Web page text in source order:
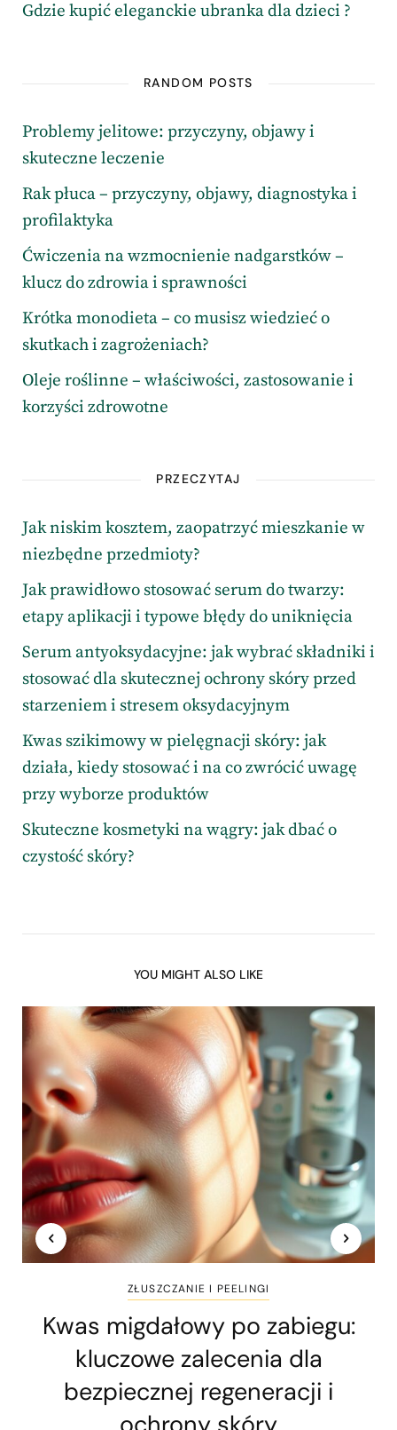
Gdzie kupić eleganckie ubranka dla dzieci ?
RANDOM POSTS
Problemy jelitowe: przyczyny, objawy i
skuteczne leczenie
Rak płuca – przyczyny, objawy, diagnostyka i
profilaktyka
Ćwiczenia na wzmocnienie nadgarstków –
klucz do zdrowia i sprawności
Krótka monodieta – co musisz wiedzieć o
skutkach i zagrożeniach?
Oleje roślinne – właściwości, zastosowanie i
korzyści zdrowotne
PRZECZYTAJ
Jak niskim kosztem, zaopatrzyć mieszkanie w
niezbędne przedmioty?
Jak prawidłowo stosować serum do twarzy:
etapy aplikacji i typowe błędy do uniknięcia
Serum antyoksydacyjne: jak wybrać składniki i
stosować dla skutecznej ochrony skóry przed
starzeniem i stresem oksydacyjnym
Kwas szikimowy w pielęgnacji skóry: jak
działa, kiedy stosować i na co zwrócić uwagę
przy wyborze produktów
Skuteczne kosmetyki na wągry: jak dbać o
czystość skóry?
YOU MIGHT ALSO LIKE
ZŁUSZCZANIE I PEELINGI
Kwas migdałowy po zabiegu:
kluczowe zalecenia dla
bezpiecznej regeneracji i